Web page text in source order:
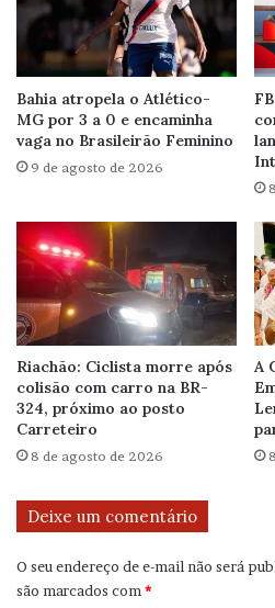
Bahia atropela o Atlético-
MG por 3 a 0 e encaminha
vaga no Brasileirão Feminino
9 de agosto de 2026
Riachão: Ciclista morre após
colisão com carro na BR-
324, próximo ao posto
Carreteiro
8 de agosto de 2026
A
Deixe um comentário
O seu endereço de e-mail não será
são marcados com *